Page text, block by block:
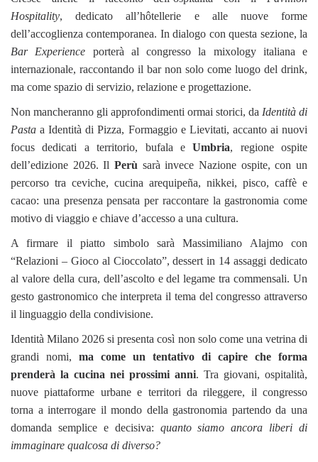
Hospitality, dedicato all’hôtellerie e alle nuove forme
dell’accoglienza contemporanea. In dialogo con questa sezione, la
Bar Experience porterà al congresso la mixology italiana e
internazionale, raccontando il bar non solo come luogo del drink,
ma come spazio di servizio, relazione e progettazione.
Non mancheranno gli approfondimenti ormai storici, da Identità di
Pasta a Identità di Pizza, Formaggio e Lievitati, accanto ai nuovi
focus dedicati a territorio, bufala eUmbria, regione ospite
dell’edizione 2026. Il Perù sarà invece Nazione ospite, con un
percorso tra ceviche, cucina arequipeña, nikkei, pisco, caffè e
cacao: una presenza pensata per raccontare la gastronomia come
motivo di viaggio e chiave d’accesso a una cultura.
A firmare il piatto simbolo sarà Massimiliano Alajmo con
“Relazioni – Gioco al Cioccolato”, dessert in 14 assaggi dedicato
al valore della cura, dell’ascolto e del legame tra commensali. Un
gesto gastronomico che interpreta il tema del congresso attraverso
il linguaggio della condivisione.
Identità Milano 2026 si presenta così non solo come una vetrina di
grandi nomi, ma come un tentativo di capire che forma
prenderà la cucina nei prossimi anni. Tra giovani, ospitalità,
nuove piattaforme urbane e territori da rileggere, il congresso
torna a interrogare il mondo della gastronomia partendo da una
domanda semplice e decisiva: quanto siamo ancora liberi di
immaginare qualcosa di diverso?